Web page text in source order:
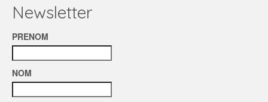
Newsletter
PRENOM
NOM